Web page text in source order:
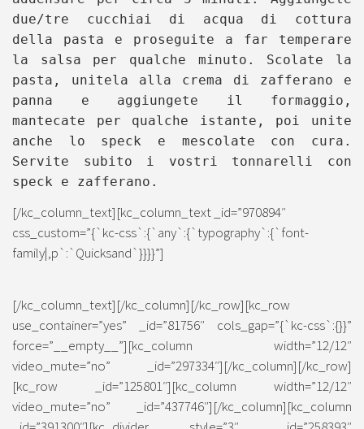
due/tre cucchiai di acqua di cottura
della pasta e proseguite a far temperare
la salsa per qualche minuto. Scolate la
pasta, unitela alla crema di zafferano e
panna e aggiungete il formaggio,
mantecate per qualche istante, poi unite
anche lo speck e mescolate con cura.
Servite subito i vostri tonnarelli con
speck e zafferano.
[/kc_column_text][kc_column_text _id=”970894″
css_custom=”{`kc-css`:{`any`:{`typography`:{`font-
family|,p`:`Quicksand`}}}}”]
[/kc_column_text][/kc_column][/kc_row][kc_row
use_container=”yes” _id=”81756″ cols_gap=”{`kc-css`:{}}”
force=”__empty__”][kc_column width=”12/12″
video_mute=”no” _id=”297334″][/kc_column][/kc_row]
[kc_row _id=”125801″][kc_column width=”12/12″
video_mute=”no” _id=”437746″][/kc_column][kc_column